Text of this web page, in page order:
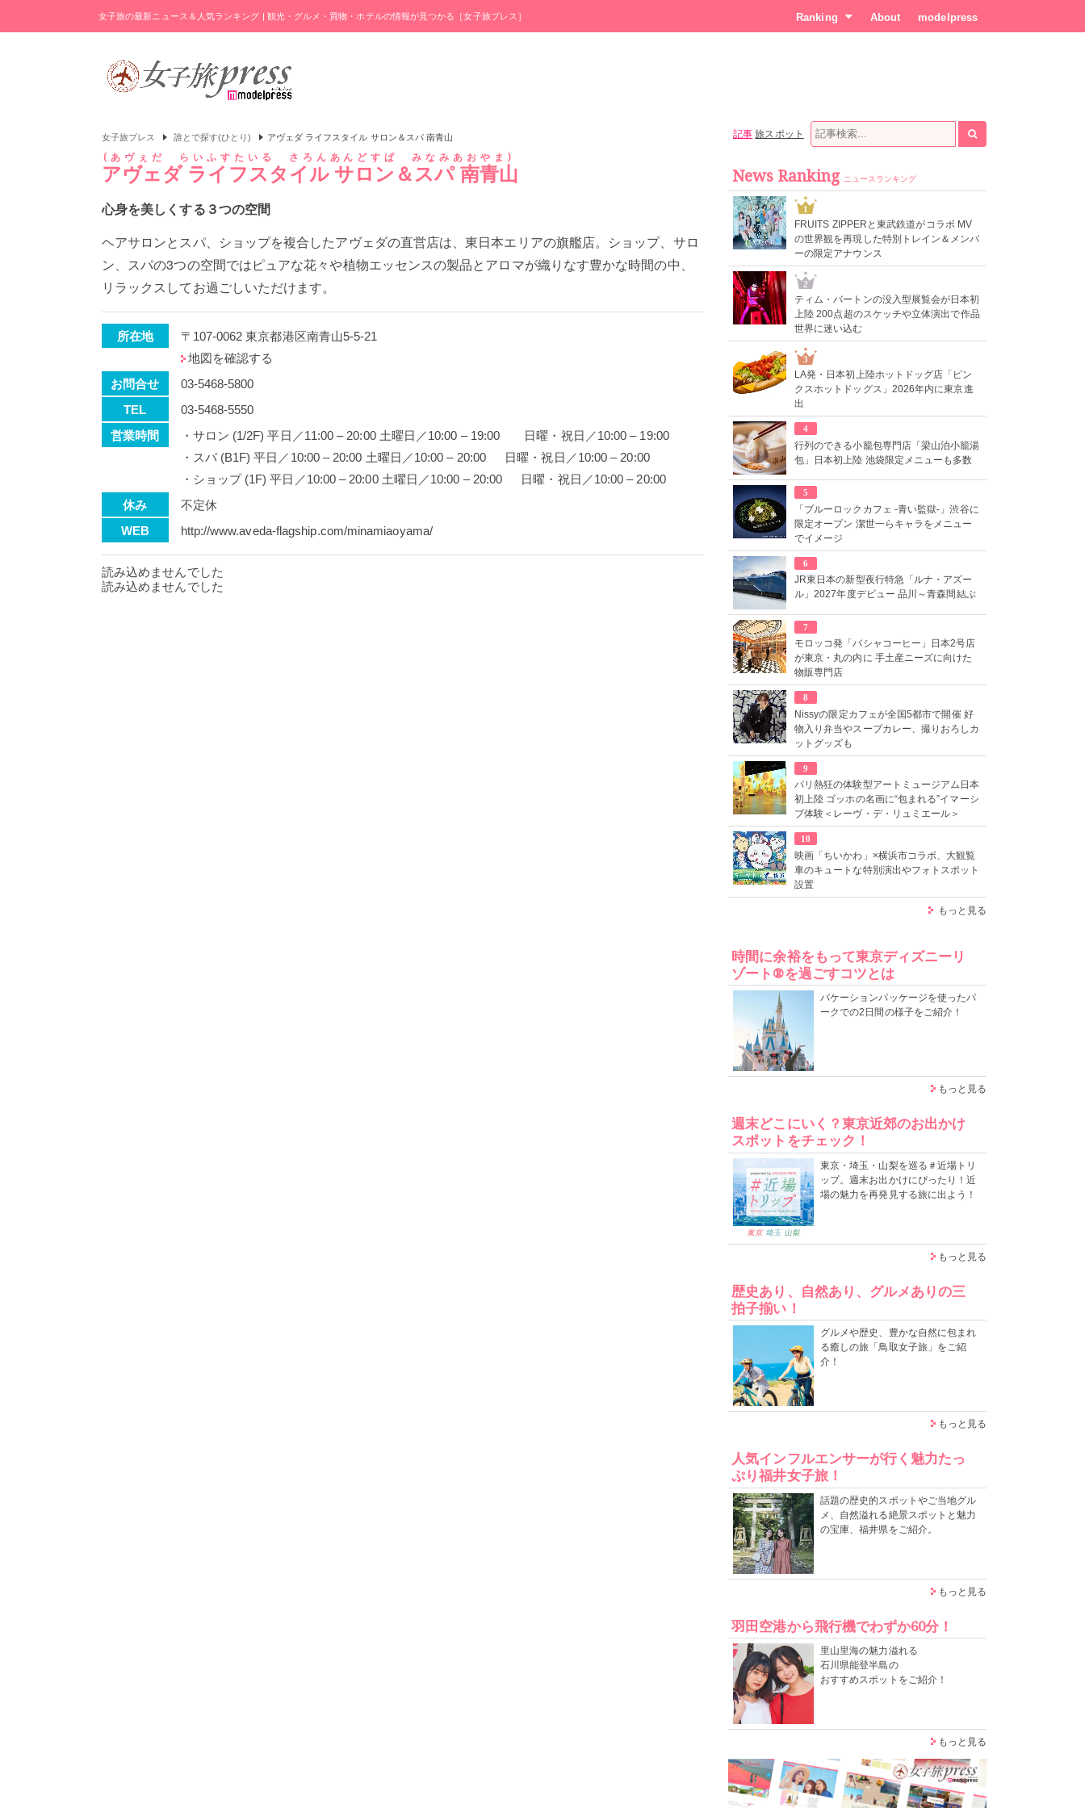
女子旅の最新ニュース＆人気ランキング | 観光・グルメ・買物・ホテルの情報が見つかる［女子旅プレス］ Ranking About modelpress
女子旅プレス 誰とで探す(ひとり) アヴェダ ライフスタイル サロン＆スパ 南青山
アヴェダ ライフスタイル サロン＆スパ 南青山
あヴぇだ らいふすたいる さろんあんどすぱ みなみあおやま
心身を美しくする３つの空間
ヘアサロンとスパ、ショップを複合したアヴェダの直営店は、東日本エリアの旗艦店。ショップ、サロ
ン、スパの3つの空間ではピュアな花々や植物エッセンスの製品とアロマが織りなす豊かな時間の中、
リラックスしてお過ごしいただけます。
所在地
〒107-0062 東京都港区南青山5-5-21
地図を確認する
お問合せ
03-5468-5800
TEL
03-5468-5550
営業時間
・サロン (1/2F) 平日／11:00 – 20:00 土曜日／10:00 – 19:00 日曜・祝日／10:00 – 19:00
・スパ (B1F) 平日／10:00 – 20:00 土曜日／10:00 – 20:00 日曜・祝日／10:00 – 20:00
・ショップ (1F) 平日／10:00 – 20:00 土曜日／10:00 – 20:00 日曜・祝日／10:00 – 20:00
休み
不定休
WEB
http://www.aveda-flagship.com/minamiaoyama/
読み込めませんでした
読み込めませんでした
記事 旅スポット
News Ranking ニュースランキング
1
FRUITS ZIPPERと東武鉄道がコラボ MV
の世界観を再現した特別トレイン＆メンバ
ーの限定アナウンス
2
ティム・バートンの没入型展覧会が日本初
上陸 200点超のスケッチや立体演出で作品
世界に迷い込む
3
LA発・日本初上陸ホットドッグ店「ピン
クスホットドッグス」2026年内に東京進
出
4
行列のできる小籠包専門店「梁山泊小籠湯
包」日本初上陸 池袋限定メニューも多数
5
「ブルーロックカフェ -青い監獄-」渋谷に
限定オープン 潔世一らキャラをメニュー
でイメージ
6
JR東日本の新型夜行特急「ルナ・アズー
ル」2027年度デビュー 品川～青森間結ぶ
7
モロッコ発「バシャコーヒー」日本2号店
が東京・丸の内に 手土産ニーズに向けた
物販専門店
8
Nissyの限定カフェが全国5都市で開催 好
物入り弁当やスープカレー、撮りおろしカ
ットグッズも
9
パリ熱狂の体験型アートミュージアム日本
初上陸 ゴッホの名画に“包まれる”イマーシ
ブ体験＜レーヴ・デ・リュミエール＞
10
映画「ちいかわ」×横浜市コラボ、大観覧
車のキュートな特別演出やフォトスポット
設置
もっと見る
時間に余裕をもって東京ディズニーリ
ゾート®を過ごすコツとは
バケーションパッケージを使ったパ
ークでの2日間の様子をご紹介！
もっと見る
週末どこにいく？東京近郊のお出かけ
スポットをチェック！
東京・埼玉・山梨を巡る＃近場トリ
ップ。週末お出かけにぴったり！近
場の魅力を再発見する旅に出よう！
もっと見る
歴史あり、自然あり、グルメありの三
拍子揃い！
グルメや歴史、豊かな自然に包まれ
る癒しの旅「鳥取女子旅」をご紹
介！
もっと見る
人気インフルエンサーが行く魅力たっ
ぷり福井女子旅！
話題の歴史的スポットやご当地グル
メ、自然溢れる絶景スポットと魅力
の宝庫、福井県をご紹介。
もっと見る
羽田空港から飛行機でわずか60分！
里山里海の魅力溢れる
石川県能登半島の
おすすめスポットをご紹介！
もっと見る